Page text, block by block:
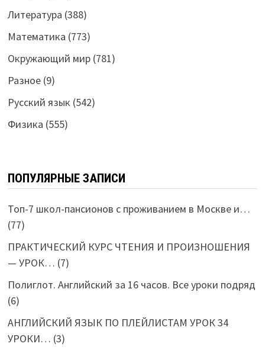
Литература (388)
Математика (773)
Окружающий мир(781)
Разное(9)
Русский язык (542)
Физика (555)
ПОПУЛЯРНЫЕ ЗАПИСИ
Топ-7 школ-пансионов с проживанием в Москве и…
(77)
ПРАКТИЧЕСКИЙ КУРС ЧТЕНИЯ И ПРОИЗНОШЕНИЯ
— УРОК… (7)
Полиглот. Английский за 16 часов. Все уроки подряд
(6)
АНГЛИЙСКИЙ ЯЗЫК ПО ПЛЕЙЛИСТАМ УРОК 34
УРОКИ… (3)